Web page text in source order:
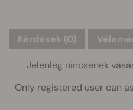
Kérdések (0)
Jelenleg nincsenek
Only registered user can